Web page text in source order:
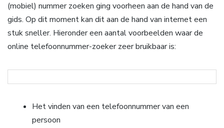
(mobiel) nummer zoeken ging voorheen aan de hand van de
gids. Op dit moment kan dit aan de hand van internet een
stuk sneller. Hieronder een aantal voorbeelden waar de
online telefoonnummer-zoeker zeer bruikbaar is:
Het vinden van een telefoonnummer van een
persoon